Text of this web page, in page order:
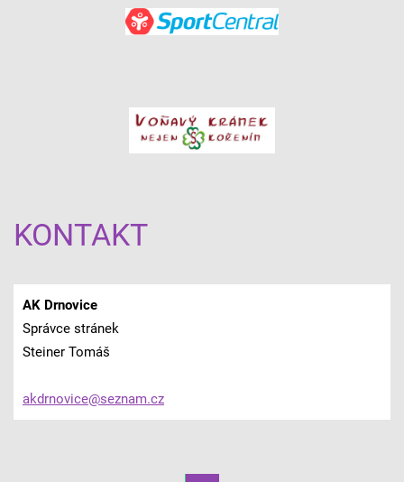
KONTAKT
AK Drnovice
Správce stránek
Steiner Tomáš
akdrnovice@seznam.cz